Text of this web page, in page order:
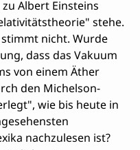
Albert Einsteins
stehe.
nicht. Wurde
dass das Vakuum
von einem Äther
den Michelson-
wie bis heute in
nachzulesen ist?